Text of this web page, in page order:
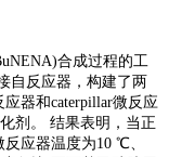
合成过程的工
自反应器，构建了两
器和caterpillar微反应
剂。 结果表明，当正
应器温度为10 ℃、